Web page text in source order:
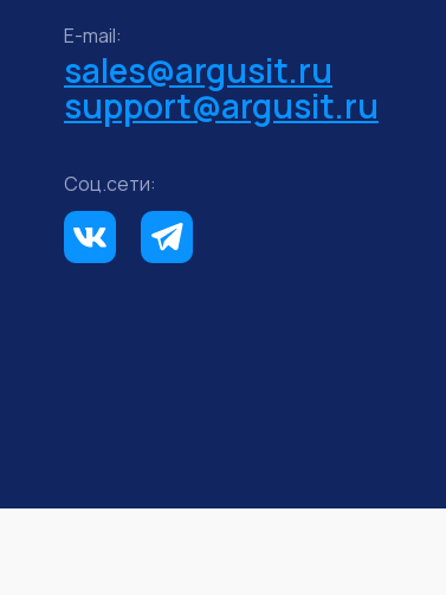
E-mail:
Соц.сети:
support@argusit.ru
sales@argusit.ru